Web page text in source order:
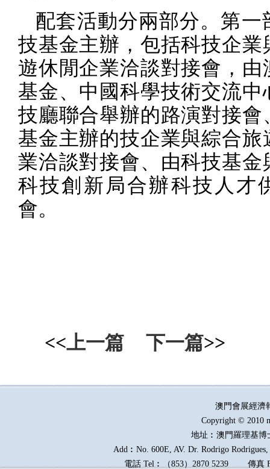
配套活動分兩部分。第一
技基金主辦，包括科技企業
遊休閒企業洽談對接會，由
基金、中國科學技術交流中
技廳聯合舉辦的路演對接會
基金主辦的技企業與綜合旅
業洽談對接會、由科技基金
科技創新局合辦科技人才
會。
<<上一篇 下一篇>>
澳門會展經
Copyright © 2010
地址︰澳門羅理基博
Add︰No. 600E, AV. Dr. Rodrigo
電話 Tel︰（853）2870 5239傳真